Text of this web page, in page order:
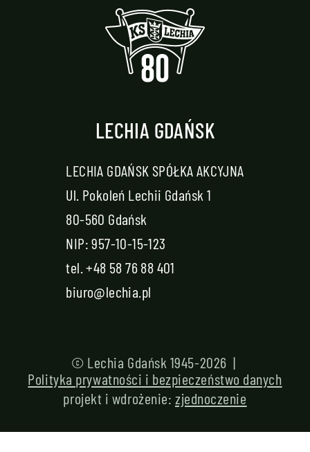
LECHIA GDAŃSK
LECHIA GDAŃSK SPÓŁKA AKCYJNA
Ul. Pokoleń Lechii Gdańsk 1
80-560 Gdańsk
NIP: 957-10-15-123
tel.+48 58 76 88 401
biuro@lechia.pl
© Lechia Gdańsk 1945-2026 |
Polityka prywatności i bezpieczeństwo danych
projekt i wdrożenie: zjednoczenie